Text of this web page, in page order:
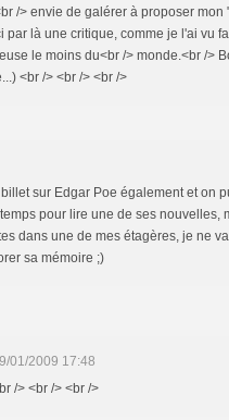
/> envie de galérer à proposer mon
par là une critique, comme je l'ai vu
le moins du<br /> monde.<br />
<br /> <br /> <br />
sur Edgar Poe également et on
pour lire une de ses nouvelles,
dans une de mes étagères, je ne
sa mémoire ;)
01/2009 17:48
/> <br /> <br />